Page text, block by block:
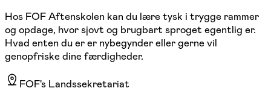
Hos FOF Aftenskolen kan du lære tysk i trygge rammer
og opdage, hvor sjovt og brugbart sproget egentlig er.
Hvad enten du er er nybegynder eller gerne vil
genopfriske dine færdigheder.
FOF's Landssekretariat